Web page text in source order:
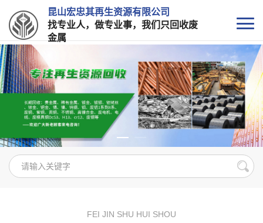
昆山宏忠其再生资源有限公司
找专业人，做专业事，我们只回收废
金属
FEI JIN SHU HUI SHOU